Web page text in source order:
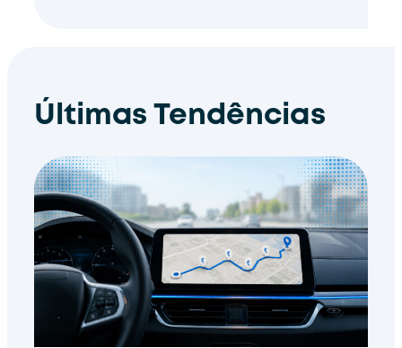
Últimas Tendências